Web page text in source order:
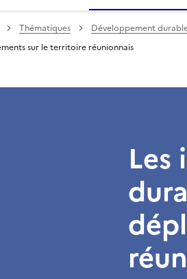
Thématiques Développement
sur le territoire réunionnais